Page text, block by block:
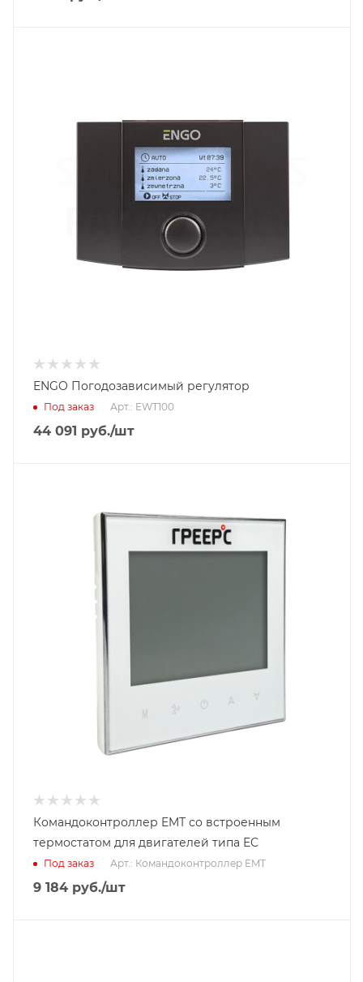
ENGO Погодозависимый регулятор
Под заказ Арт.: EWT100
44 091 руб./шт
Командоконтроллер EMТ со встроенным
термостатом для двигателей типа ЕС
Под заказ Арт.: Командоконтроллер EMT
9 184 руб./шт